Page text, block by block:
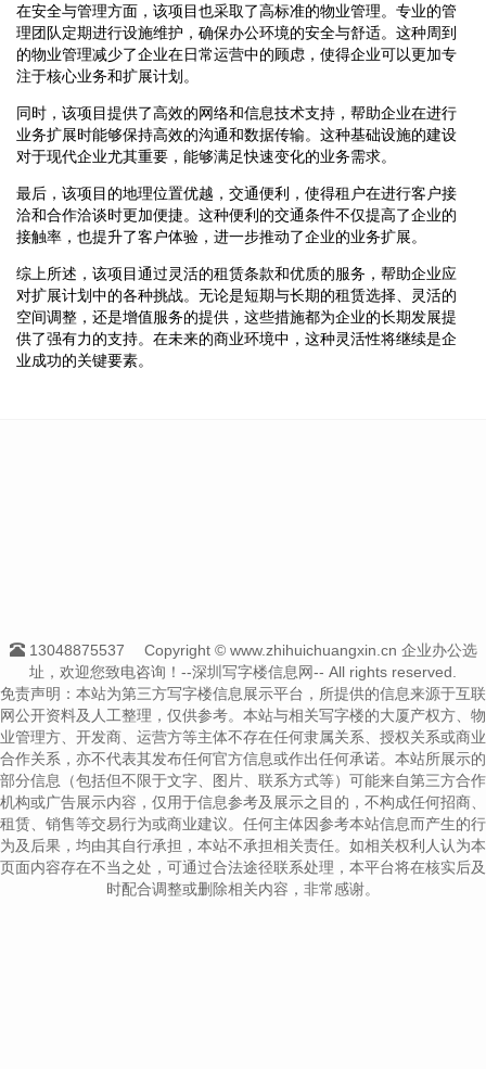
在安全与管理方面，该项目也采取了高标准的物业管理。专业的管
理团队定期进行设施维护，确保办公环境的安全与舒适。这种周到
的物业管理减少了企业在日常运营中的顾虑，使得企业可以更加专
注于核心业务和扩展计划。
同时，该项目提供了高效的网络和信息技术支持，帮助企业在进行
业务扩展时能够保持高效的沟通和数据传输。这种基础设施的建设
对于现代企业尤其重要，能够满足快速变化的业务需求。
最后，该项目的地理位置优越，交通便利，使得租户在进行客户接
洽和合作洽谈时更加便捷。这种便利的交通条件不仅提高了企业的
接触率，也提升了客户体验，进一步推动了企业的业务扩展。
综上所述，该项目通过灵活的租赁条款和优质的服务，帮助企业应
对扩展计划中的各种挑战。无论是短期与长期的租赁选择、灵活的
空间调整，还是增值服务的提供，这些措施都为企业的长期发展提
供了强有力的支持。在未来的商业环境中，这种灵活性将继续是企
业成功的关键要素。
13048875537
Copyright © www.zhihuichuangxin.cn 企业办公选
址，欢迎您致电咨询！--深圳写字楼信息网-- All rights reserved.
免责声明：本站为第三方写字楼信息展示平台，所提供的信息来源于互联
网公开资料及人工整理，仅供参考。本站与相关写字楼的大厦产权方、物
业管理方、开发商、运营方等主体不存在任何隶属关系、授权关系或商业
合作关系，亦不代表其发布任何官方信息或作出任何承诺。本站所展示的
部分信息（包括但不限于文字、图片、联系方式等）可能来自第三方合作
机构或广告展示内容，仅用于信息参考及展示之目的，不构成任何招商、
租赁、销售等交易行为或商业建议。任何主体因参考本站信息而产生的行
为及后果，均由其自行承担，本站不承担相关责任。如相关权利人认为本
页面内容存在不当之处，可通过合法途径联系处理，本平台将在核实后及
时配合调整或删除相关内容，非常感谢。